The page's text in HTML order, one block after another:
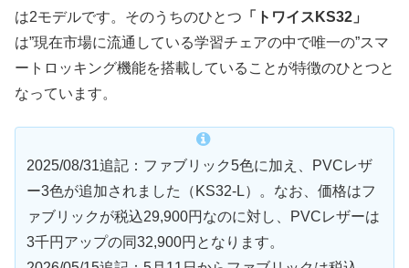
は2モデルです。そのうちのひとつ 「トワイスKS32」
は”現在市場に流通している学習チェアの中で唯一の”スマ
ートロッキング機能を搭載していることが特徴のひとつと
なっています。
2025/08/31追記：ファブリック5色に加え、PVCレザ
ー3色が追加されました（KS32-L）。なお、価格はフ
ァブリックが税込29,900円なのに対し、PVCレザーは
3千円アップの同32,900円となります。